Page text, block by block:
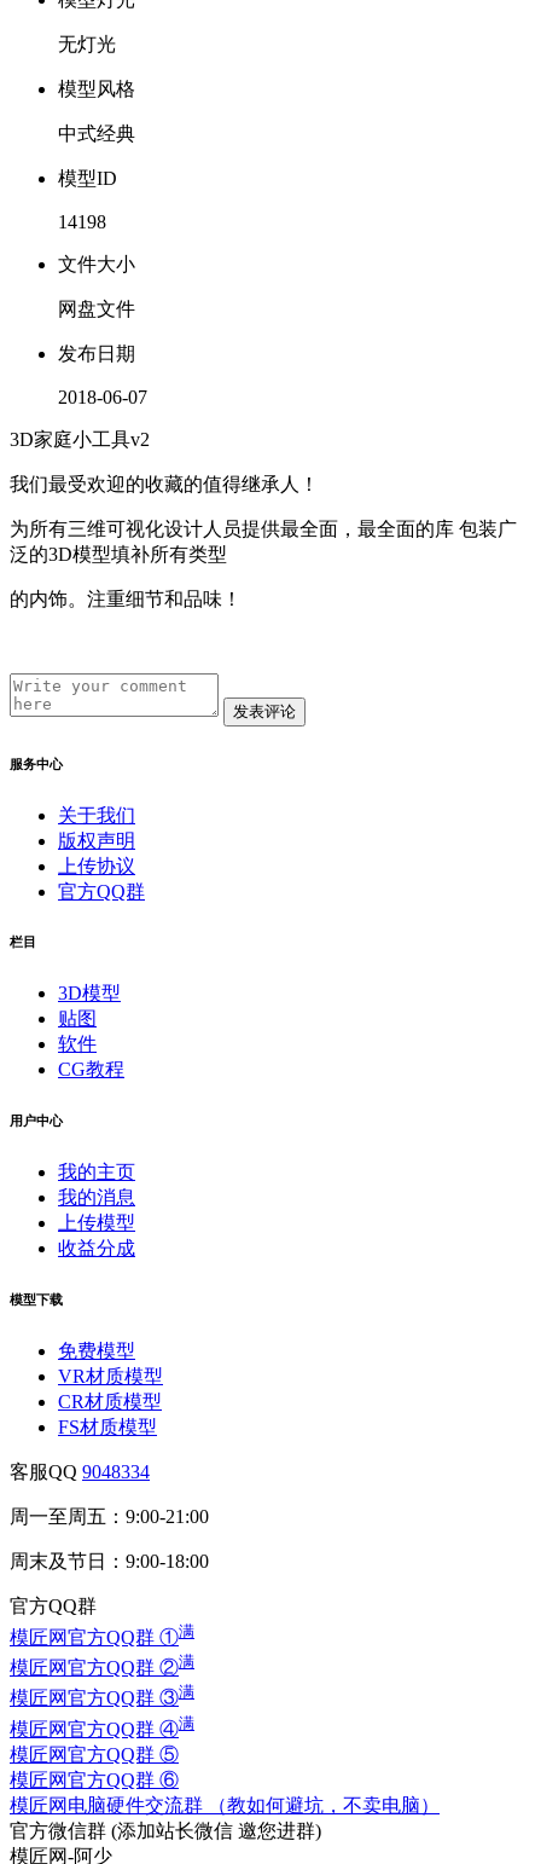
无灯光
模型风格
中式经典
模型ID
14198
文件大小
网盘文件
发布日期
2018-06-07
3D家庭小工具v2
我们最受欢迎的收藏的值得继承人！
为所有三维可视化设计人员提供最全面，最全面的库 包装广
泛的3D模型填补所有类型
的内饰。注重细节和品味！
发表评论
服务中心
关于我们
版权声明
上传协议
官方QQ群
栏目
3D模型
贴图
软件
CG教程
用户中心
我的主页
我的消息
上传模型
收益分成
模型下载
免费模型
VR材质模型
CR材质模型
FS材质模型
客服QQ 9048334
周一至周五：9:00-21:00
周末及节日：9:00-18:00
官方QQ群
模匠网官方QQ群 ①满
模匠网官方QQ群 ②满
模匠网官方QQ群 ③满
模匠网官方QQ群 ④满
模匠网官方QQ群 ⑤
模匠网官方QQ群 ⑥
模匠网电脑硬件交流群 （教如何避坑，不卖电脑）
官方微信群 (添加站长微信 邀您进群)
模匠网-阿少